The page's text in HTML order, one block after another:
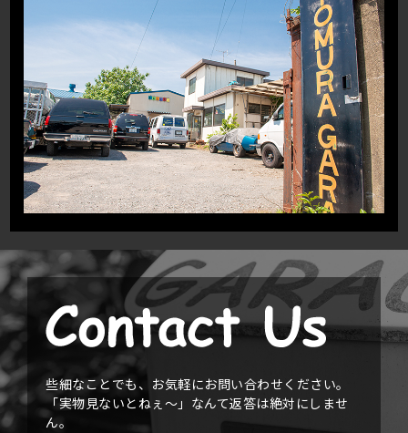
些細なことでも、お気軽にお問い合わせください。
「実物見ないとねぇ〜」なんて返答は絶対にしませ
ん。